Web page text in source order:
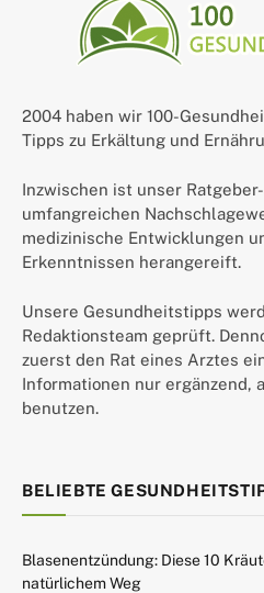
2004 haben wir 100-
Tipps zu Erkältung und
Inzwischen ist unser
umfangreichen
medizinische Entwicklungen
Erkenntnissen herangereift.
Unsere Gesundheitstipps
Redaktionsteam geprüft.
zuerst den Rat eines Arztes
Informationen nur ergänzend,
benutzen.
BELIEBTE
Blasenentzündung: Diese 10
natürlichem Weg